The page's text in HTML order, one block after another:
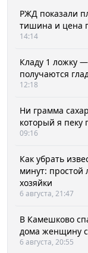
РЖД показали
тишина и цена
14:14
Кладу 1 ложку
получаются
12:18
Ни грамма
который я пеку
09:16
Как убрать
минут: простой
хозяйки
6 августа, 21:47
В Камешково
дома женщину
6 августа, 20:55